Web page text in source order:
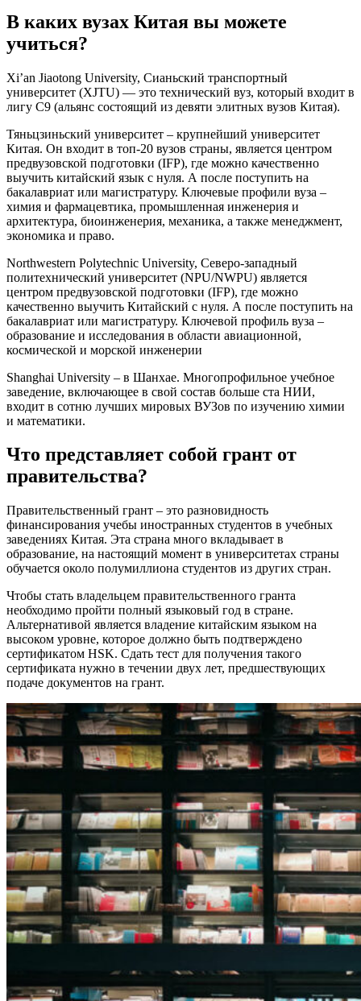
В каких вузах Китая вы можете
учиться?
Xi’an Jiaotong University, Сианьский транспортный
университет (XJTU) — это технический вуз, который входит в
лигу C9 (альянс состоящий из девяти элитных вузов Китая).
Тяньцзиньский университет – крупнейший университет
Китая. Он входит в топ-20 вузов страны, является центром
предвузовской подготовки (IFP), где можно качественно
выучить китайский язык с нуля. А после поступить на
бакалавриат или магистратуру. Ключевые профили вуза –
химия и фармацевтика, промышленная инженерия и
архитектура, биоинженерия, механика, а также менеджмент,
экономика и право.
Northwestern Polytechnic University, Северо-западный
политехнический университет (NPU/NWPU) является
центром предвузовской подготовки (IFP), где можно
качественно выучить Китайский с нуля. А после поступить на
бакалавриат или магистратуру. Ключевой профиль вуза –
образование и исследования в области авиационной,
космической и морской инженерии
Shanghai University – в Шанхае. Многопрофильное учебное
заведение, включающее в свой состав больше ста НИИ,
входит в сотню лучших мировых ВУЗов по изучению химии
и математики.
Что представляет собой грант от
правительства?
Правительственный грант – это разновидность
финансирования учебы иностранных студентов в учебных
заведениях Китая. Эта страна много вкладывает в
образование, на настоящий момент в университетах страны
обучается около полумиллиона студентов из других стран.
Чтобы стать владельцем правительственного гранта
необходимо пройти полный языковый год в стране.
Альтернативой является владение китайским языком на
высоком уровне, которое должно быть подтверждено
сертификатом HSK. Сдать тест для получения такого
сертификата нужно в течении двух лет, предшествующих
подаче документов на грант.